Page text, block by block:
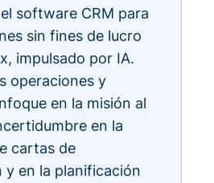
software CRM para
sin fines de lucro
impulsado por IA.
operaciones y
en la misión al
en la
cartas de
y en la planificación